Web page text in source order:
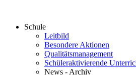
Schule
Leitbild
Besondere Aktionen
Qualitätsmanagement
Schüleraktivierende
News - Archiv